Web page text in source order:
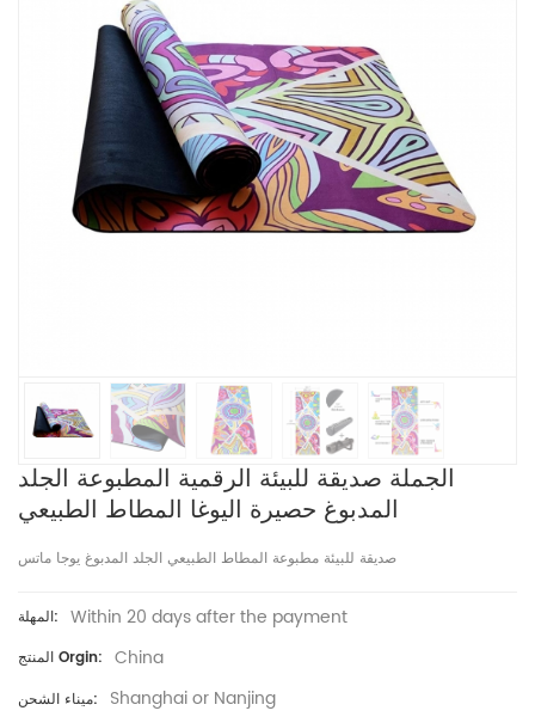
الجملة صديقة للبيئة الرقمية المطبوعة الجلد
المدبوغ حصيرة اليوغا المطاط الطبيعي
صديقة للبيئة مطبوعة المطاط الطبيعي الجلد المدبوغ يوجا ماتس
المهلة: Within 20 days after the payment
المنتج Orgin: China
ميناء الشحن: Shanghai or Nanjing